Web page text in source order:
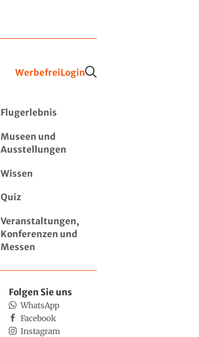
WerbefreiLogin
Flugerlebnis
Museen und
Ausstellungen
Wissen
Quiz
Veranstaltungen,
Konferenzen und
Messen
Folgen Sie uns
WhatsApp
Facebook
Instagram